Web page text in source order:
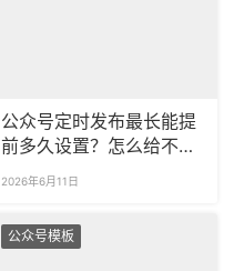
公众号定时发布最长能提
前多久设置？怎么给不同
2026年6月11日
公众号模板